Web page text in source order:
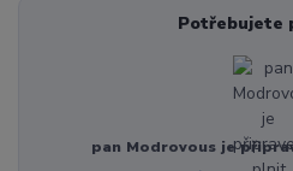
Potřebujete
pan Modrovous je